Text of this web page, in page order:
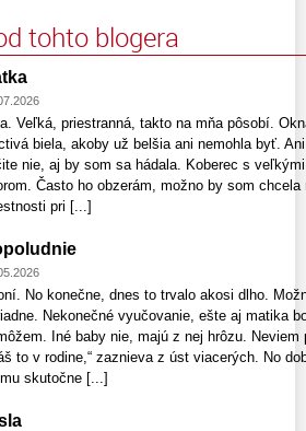
tohto blogera
Veľká, priestranná, takto na mňa pôsobí.
biela, akoby už belšia ani nemohla byť.
nie, aj by som sa hádala. Koberec s
Často ho obzerám, možno by som
pri [...]
No konečne, dnes to trvalo akosi dlho.
Nekonečné vyučovanie, ešte aj matika
Iné baby nie, majú z nej hrôzu.
to v rodine,“ zaznieva z úst viacerých. No
skutočne [...]